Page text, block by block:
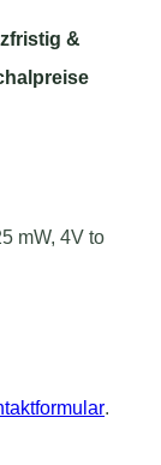
&
mW, 4V to
.